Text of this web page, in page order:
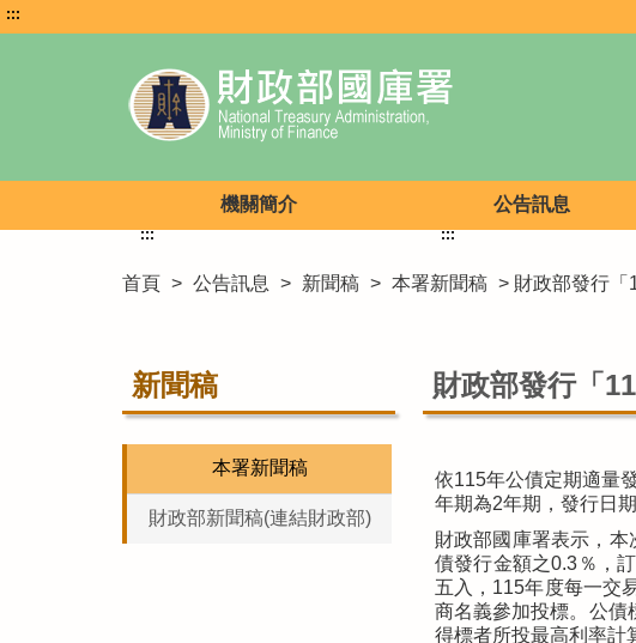
:::
機關簡介 公告訊息
首頁 > 公告訊息 > 新聞稿 > 本署新聞稿 > 財政部發行「
:::
新聞稿
本署新聞稿
財政部新聞稿(連結財政部)
:::
財政部發行「
依115年公債定期適量
年期為2年期，發行日
財政部國庫署表示，
債發行金額之0.3％，
五入，115年度每一交
商名義參加投標。公債
得標者所投最高利率計